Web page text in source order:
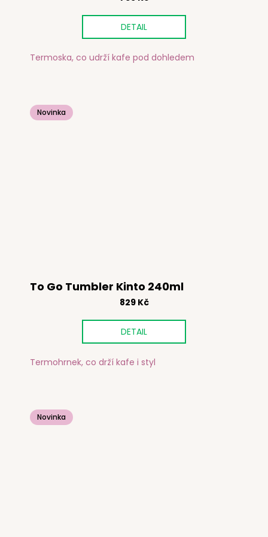
DETAIL
Termoska, co udrží kafe pod dohledem
Novinka
To Go Tumbler Kinto 240ml
829 Kč
DETAIL
Termohrnek, co drží kafe i styl
Novinka